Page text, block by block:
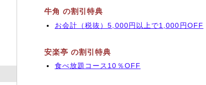
牛角 の割引特典
お会計（税抜）5,000円以上で1,000円OFF
安楽亭 の割引特典
食べ放題コース10％OFF